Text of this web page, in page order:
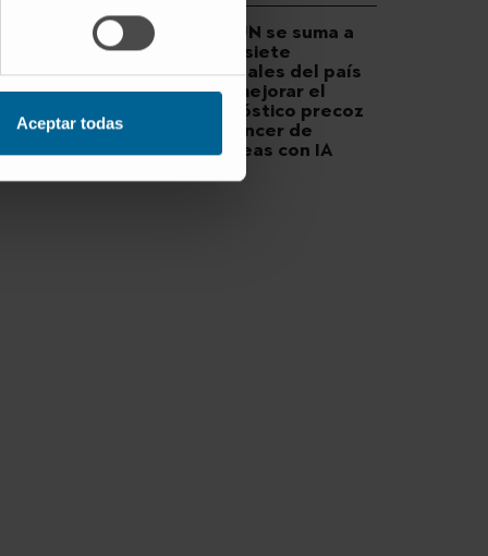
Aceptar todas
El CCUN se suma a
otros siete
hospitales del país
para mejorar el
diagnóstico precoz
del cáncer de
páncreas con IA